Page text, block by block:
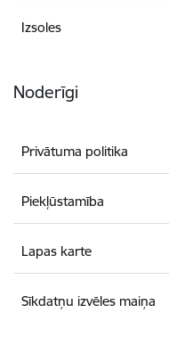
Izsoles
Noderīgi
Privātuma politika
Piekļūstamība
Lapas karte
Sīkdatņu izvēles maiņa